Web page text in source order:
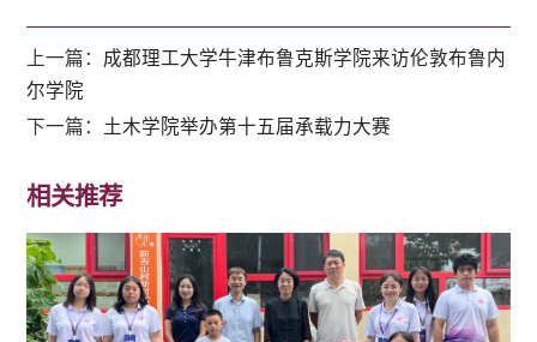
上一篇： 成都理工大学牛津布鲁克斯学院来访伦敦布鲁内
尔学院
下一篇： 土木学院举办第十五届承载力大赛
相关推荐